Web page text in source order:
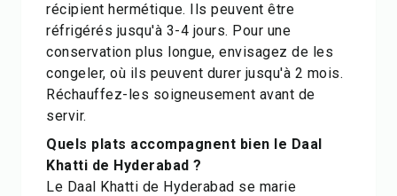
récipient hermétique. Ils peuvent être
réfrigérés jusqu'à 3-4 jours. Pour une
conservation plus longue, envisagez de les
congeler, où ils peuvent durer jusqu'à 2 mois.
Réchauffez-les soigneusement avant de
servir.
Quels plats accompagnent bien le Daal
Khatti de Hyderabad ?
Le Daal Khatti de Hyderabad se marie